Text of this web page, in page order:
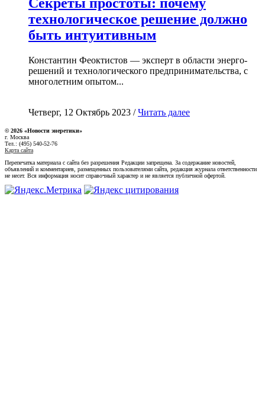
Секреты простоты: почему
технологическое решение должно
быть интуитивным
Константин Феоктистов — эксперт в области энерго-
решений и технологического предпринимательства, с
многолетним опытом...
Четверг, 12 Октябрь 2023 /Читать далее
© 2026 «Новости энеретики»
г. Москва
Тел.: (495) 540-52-76
Карта сайта
Перепечатка материала с сайта без разрешения Редакции запрещена. За содержание новостей,
объявлений и комментариев, размещенных пользователями сайта, редакция журнала ответственности
не несет. Вся информация носит справочный характер и не является публичной офертой.